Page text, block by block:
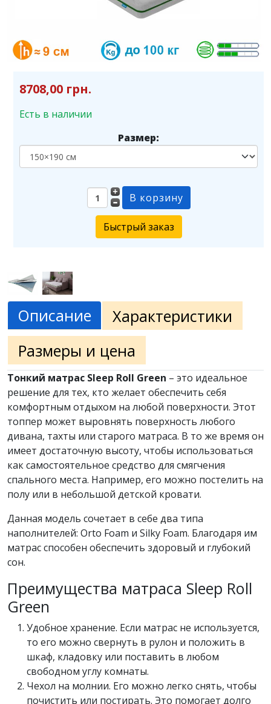
8708,00 грн.
Есть в наличии
Размер:
Быстрый заказ
Описание
Характеристики
Размеры и цена
Тонкий матрас Sleep Roll Green – это идеальное
решение для тех, кто желает обеспечить себя
комфортным отдыхом на любой поверхности. Этот
топпер может выровнять поверхность любого
дивана, тахты или старого матраса. В то же время он
имеет достаточную высоту, чтобы использоваться
как самостоятельное средство для смягчения
спального места. Например, его можно постелить на
полу или в небольшой детской кровати.
Данная модель сочетает в себе два типа
наполнителей: Orto Foam и Silky Foam. Благодаря им
матрас способен обеспечить здоровый и глубокий
сон.
Преимущества матраса Sleep Roll
Green
Удобное хранение. Если матрас не используется,
то его можно свернуть в рулон и положить в
шкаф, кладовку или поставить в любом
свободном углу комнаты.
Чехол на молнии. Его можно легко снять, чтобы
почистить или постирать. Это помогает долго